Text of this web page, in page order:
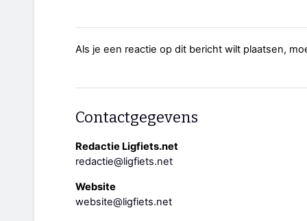
Als je een reactie op dit bericht wilt plaatsen,
Contactgegevens
Redactie Ligfiets.net
redactie@ligfiets.net
Website
website@ligfiets.net